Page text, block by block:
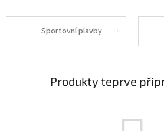
Sportovní plavby
Produkty teprve